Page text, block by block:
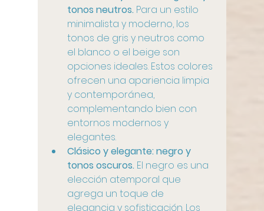
tonos neutros. Para un estilo
minimalista y moderno, los
tonos de gris y neutros como
el blanco o el beige son
opciones ideales. Estos colores
ofrecen una apariencia limpia
y contemporánea,
complementando bien con
entornos modernos y
elegantes.
Clásico y elegante: negro y
tonos oscuros. El negro es una
elección atemporal que
agrega un toque de
elegancia y sofisticación. Los